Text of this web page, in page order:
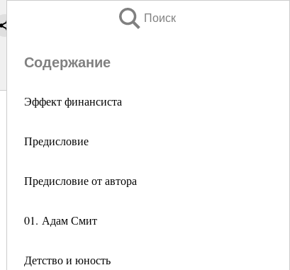
Поиск
Содержание
Эффект финансиста
Предисловие
Предисловие от автора
01. Адам Смит
Детство и юность